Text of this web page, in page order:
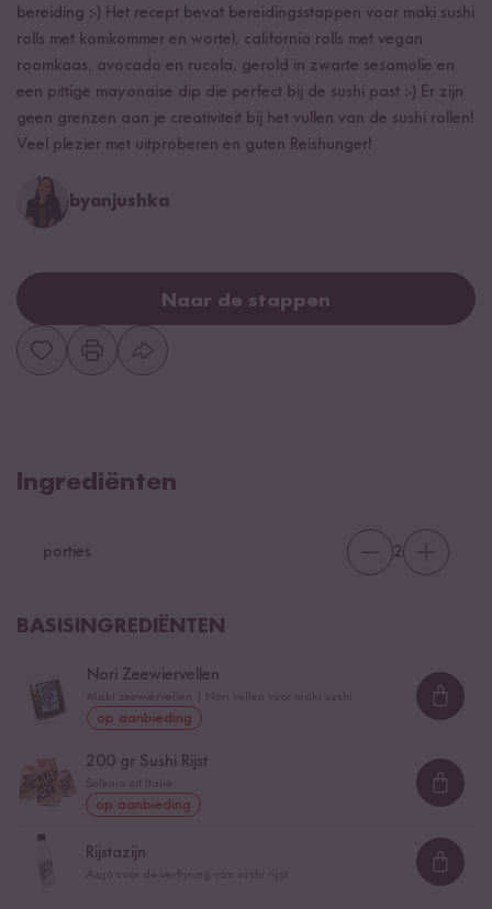
bereiding :-) Het recept bevat bereidingsstappen voor maki sushi
rolls met komkommer en wortel, california rolls met vegan
roomkaas, avocado en rucola, gerold in zwarte sesamolie en
een pittige mayonaise dip die perfect bij de sushi past :-) Er zijn
geen grenzen aan je creativiteit bij het vullen van de sushi rollen!
Veel plezier met uitproberen en guten Reishunger!
byanjushka
Naar de stappen
Ingrediënten
porties 2
BASISINGREDIËNTEN
Nori Zeewiervellen
op aanbieding
200 gr Sushi Rijst
op aanbieding
Rijstazijn